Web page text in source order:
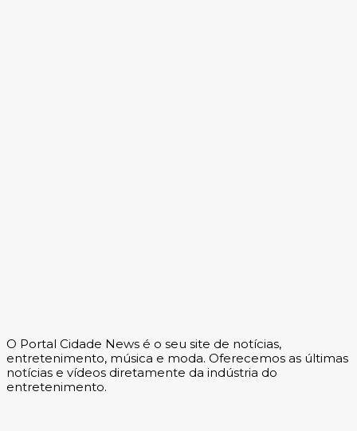
O Portal Cidade News é o seu site de notícias,
entretenimento, música e moda. Oferecemos as últimas
notícias e vídeos diretamente da indústria do
entretenimento.